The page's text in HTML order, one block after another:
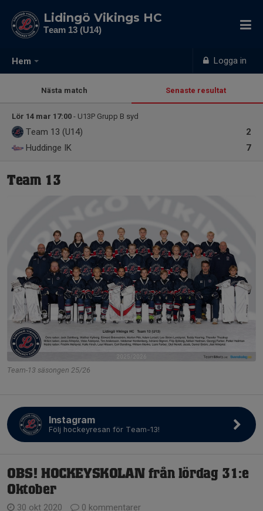
Hem Logga in
Lidingö Vikings HC
Team 13 (U14)
Nästa match Senaste resultat
Lör 14 mar 17:00 - U13P Grupp B syd
2
Team 13 (U14)
7
Huddinge IK
Team 13
Team-13 säsongen 25/26
Instagram
Följ hockeyresan för Team-13!
OBS! HOCKEYSKOLAN från lördag 31:e
Oktober
30 okt 2020
0 kommentarer